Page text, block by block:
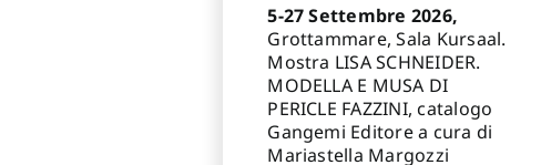
5-27 Settembre 2026,
Grottammare, Sala Kursaal.
Mostra LISA SCHNEIDER.
MODELLA E MUSA DI
PERICLE FAZZINI, catalogo
Gangemi Editore a cura di
Mariastella Margozzi